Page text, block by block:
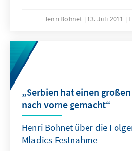
Ministerpräsidentin Tahiri
Woche erzielten
greifbare Ergebnisse des
Belgrad und Pristina und
werden.
Henri Bohnet 13. Juli 2011
„Serbien hat einen
nach vorne gemacht“
Henri Bohnet über die
Mladics Festnahme